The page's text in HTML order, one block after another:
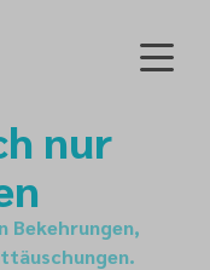
nur
Bekehrungen,